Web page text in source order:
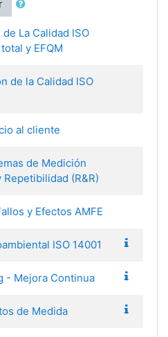
La Calidad ISO
y EFQM
de la Calidad ISO
al cliente
de Medición
(R&R)
y Efectos AMFE
ISO 14001
- Mejora Continua
de Medida